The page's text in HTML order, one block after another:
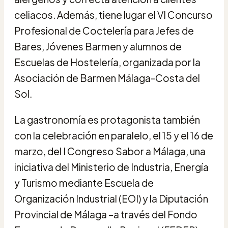
celiacos. Además, tiene lugar el VI Concurso
Profesional de Coctelería para Jefes de
Bares, Jóvenes Barmen y alumnos de
Escuelas de Hostelería, organizada por la
Asociación de Barmen Málaga-Costa del
Sol.
La gastronomía es protagonista también
con la celebración en paralelo, el 15 y el 16 de
marzo, del I Congreso Sabor a Málaga, una
iniciativa del Ministerio de Industria, Energía
y Turismo mediante Escuela de
Organización Industrial (EOI) y la Diputación
Provincial de Málaga –a través del Fondo